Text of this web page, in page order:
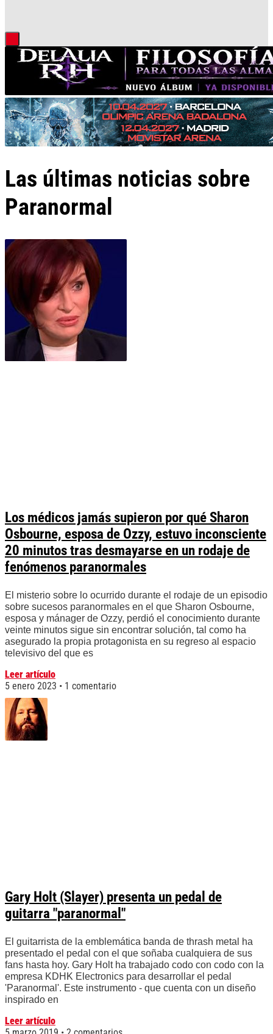
Las últimas noticias sobre
Paranormal
Los médicos jamás supieron por qué Sharon
Osbourne, esposa de Ozzy, estuvo inconsciente
20 minutos tras desmayarse en un rodaje de
fenómenos paranormales
El misterio sobre lo ocurrido durante el rodaje de un episodio
sobre sucesos paranormales en el que Sharon Osbourne,
esposa y mánager de Ozzy, perdió el conocimiento durante
veinte minutos sigue sin encontrar solución, tal como ha
asegurado la propia protagonista en su regreso al espacio
televisivo del que es
Leer artículo
5 enero 2023
1 comentario
Gary Holt (Slayer) presenta un pedal de
guitarra "paranormal"
El guitarrista de la emblemática banda de thrash metal ha
presentado el pedal con el que soñaba cualquiera de sus
fans hasta hoy. Gary Holt ha trabajado codo con codo con la
empresa KDHK Electronics para desarrollar el pedal
'Paranormal'. Este instrumento - que cuenta con un diseño
inspirado en
Leer artículo